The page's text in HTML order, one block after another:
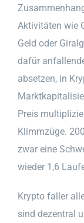
Aktivitäten wie
Geld oder
dafür
absetzen, in
Preis
Klimmzüge.
zwar eine
wieder 1,6
Krypto faller
sind dezentral